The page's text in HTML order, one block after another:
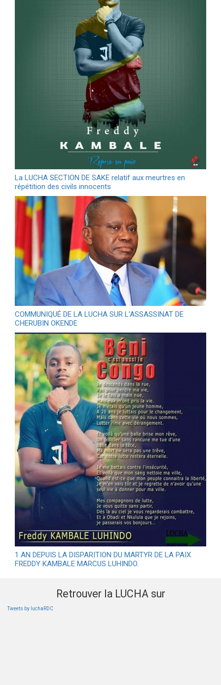
La LUCHA SECTION DE SAKE relatif aux meurtres en
répétition des civils innocents
COMMUNIQUÉ DE LA LUCHA SUR L’ASSASSINAT DE
CHERUBIN OKENDE
1 AN DEPUIS LA DISPARITION DU MARTYR DE LA PAIX
FREDDY KAMBALE MARCUS LUHINDO.
Retrouver la LUCHA sur
Tweets by luchaRDC